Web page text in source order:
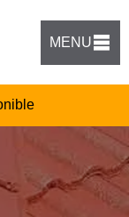
MENU